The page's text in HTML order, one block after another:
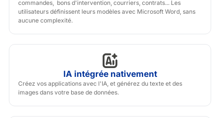
commandes, bons d'intervention, courriers, contrats... Les
utilisateurs définissent leurs modèles avec Microsoft Word, sans
aucune complexité.
IA intégrée nativement
Créez vos applications avec l'IA, et générez du texte et des
images dans votre base de données.